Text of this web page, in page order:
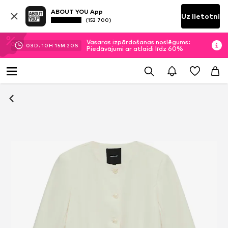
ABOUT YOU App
(152 700) Uz lietotni
03D.10H 15M 19 S
Vasaras izpārdošanas noslēgums:
Piedāvājumi ar atlaidi līdz 60%